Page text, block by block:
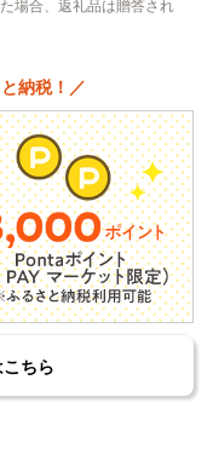
場合、返礼品は贈答され
納税！／
ちら